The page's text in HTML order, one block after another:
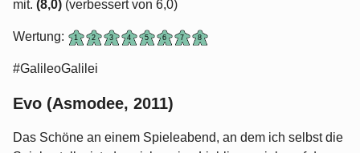
mit. (8,0) (verbessert von 6,0)
Wertung:
#GalileoGalilei
Evo (Asmodee, 2011)
Das Schöne an einem Spieleabend, an dem ich selbst die